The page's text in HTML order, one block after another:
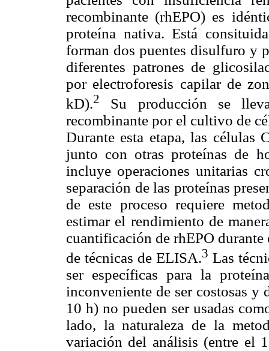
recombinante (rhEPO) es
proteína nativa. Está
forman dos puentes disulfuro y
diferentes patrones de
por electroforesis capilar de
kD).2
Su producción se
recombinante por el cultivo de
Durante esta etapa, las células
junto con otras proteínas de
incluye operaciones unitarias
separación de las proteínas
de este proceso requiere
estimar el rendimiento de
cuantificación de rhEPO
de técnicas de ELISA.3 Las
ser específicas para la
inconveniente de ser costosas
10 h) no pueden ser usadas
lado, la naturaleza de la
variación del análisis (entre el